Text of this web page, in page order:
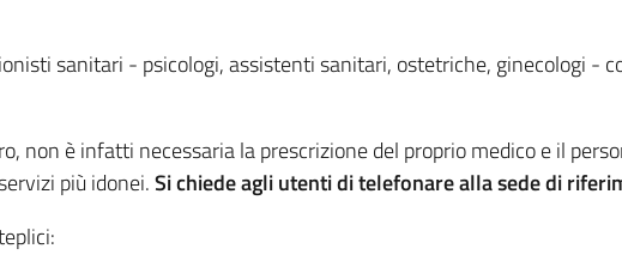
sanitari - psicologi, assistenti sanitari, ostetriche, ginecologi -
non è infatti necessaria la prescrizione del proprio medico e il
più idonei.Si chiede agli utenti di telefonare alla sede di